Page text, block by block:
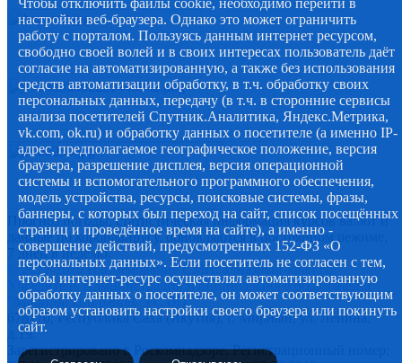
Прогноз погоды, статистическая информация курсов валют и
данные по коронавирусу, обновляются в постоянном режиме,
7 дней в неделю.
© 2012-2020 Наименование СМИ: алмазный-край.рф.
Учредитель Администрация муниципального образования
"Мирнинский район" РС (Я)
678170, Республика Саха (Якутия), г. Мирный, ул. Ленина,
д.19.
Зарегистрировано в Роскомнадзоре. Регистрационный номер:
настройки веб-браузера. Однако это может ограничить
работу с порталом. Пользуясь данным интернет ресурсом,
свободно своей волей и в своих интересах пользователь даёт
согласие на автоматизированную, а также без использования
средств автоматизации обработку, в т.ч. обработку своих
персональных данных, передачу (в т.ч. в сторонние сервисы
анализа посетителей Спутник.Аналитика, Яндекс.Метрика,
vk.com, ok.ru) и обработку данных о посетителе (а именно IP-
адрес, предполагаемое географическое положение, версия
браузера, разрешение дисплея, версия операционной
системы и вспомогательного программного обеспечения,
модель устройства, ресурсы, поисковые системы, фразы,
баннеры, с которых был переход на сайт, список посещённых
страниц и проведённое время на сайте), а именно -
совершение действий, предусмотренных 152-ФЗ «О
персональных данных». Если посетитель не согласен с тем,
чтобы интернет-ресурс осуществлял автоматизированную
обработку данных о посетителе, он может соответствующим
образом установить настройки своего браузера или покинуть
сайт.